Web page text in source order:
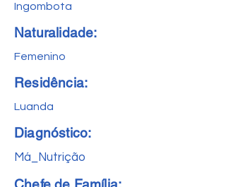
Ingombota
Naturalidade:
Femenino
Residência:
Luanda
Diagnóstico:
Má_Nutrição